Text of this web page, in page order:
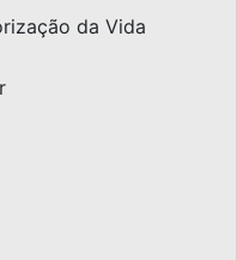
da Vida